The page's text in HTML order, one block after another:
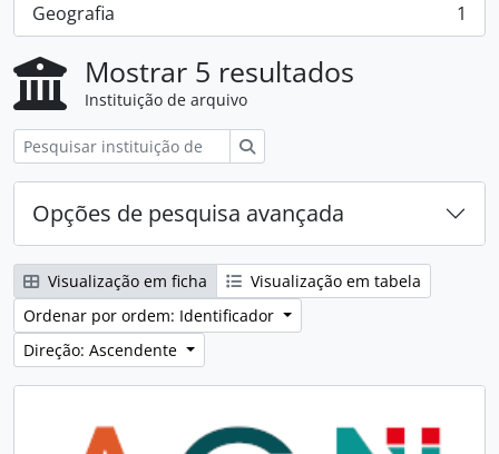
Geografia
, 1 resultados 1
Mostrar 5 resultados
Instituição de arquivo
Opções de pesquisa avançada
Visualização em ficha
Visualização em tabela
Ordenar por ordem: Identificador
Direção: Ascendente